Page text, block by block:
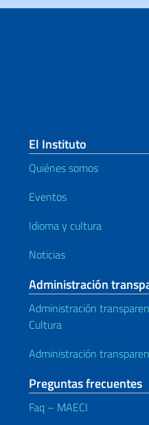
El Instituto
Quiénes somos
Eventos
Idioma y cultura
Noticias
Administración
Administración
Cultura
Administración
Preguntas frecuentes
Faq – MAECI